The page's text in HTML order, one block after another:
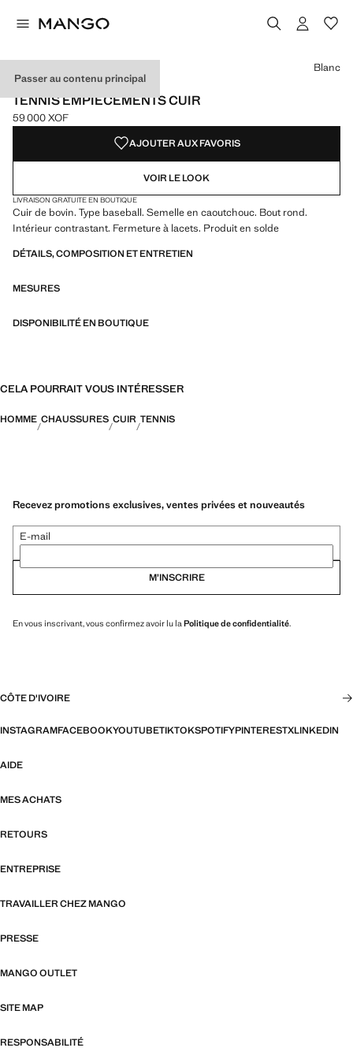
Passer au contenu principal
CUIR
TENNIS EMPIÈCEMENTS CUIR
Prix actuel [59 000 XOF ]
59 000 XOF
Choisissez une couleur
Couleur Blanc sélectionnée
Blanc
AJOUTER AUX FAVORIS
VOIR LE LOOK
LIVRAISON GRATUITE EN BOUTIQUE
Cuir de bovin. Type baseball. Semelle en caoutchouc. Bout rond.
Intérieur contrastant. Fermeture à lacets. Produit en solde
DÉTAILS, COMPOSITION ET ENTRETIEN
MESURES
DISPONIBILITÉ EN BOUTIQUE
CELA POURRAIT VOUS INTÉRESSER
HOMME CHAUSSURES CUIR TENNIS
Recevez promotions exclusives, ventes privées et nouveautés
E-mail
M’INSCRIRE
En vous inscrivant, vous confirmez avoir lu la Politique de confidentialité.
CÔTE D'IVOIRE
INSTAGRAMFACEBOOKYOUTUBETIKTOKSPOTIFYPINTERESTXLINKEDIN
AIDE
MES ACHATS
RETOURS
ENTREPRISE
TRAVAILLER CHEZ MANGO
PRESSE
MANGO OUTLET
SITE MAP
RESPONSABILITÉ